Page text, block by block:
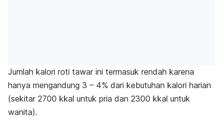
Jumlah kalori roti tawar ini termasuk rendah karena
hanya mengandung 3 – 4% dari kebutuhan kalori harian
(sekitar 2700 kkal untuk pria dan 2300 kkal untuk
wanita).